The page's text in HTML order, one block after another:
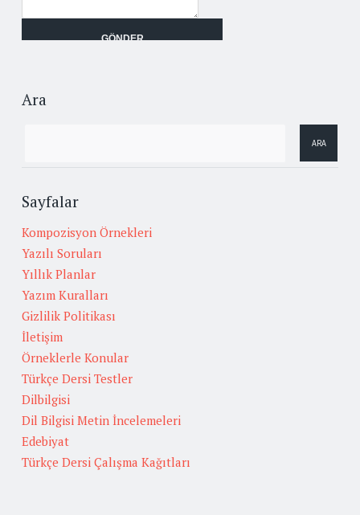
Ara
Sayfalar
Kompozisyon Örnekleri
Yazılı Soruları
Yıllık Planlar
Yazım Kuralları
Gizlilik Politikası
İletişim
Örneklerle Konular
Türkçe Dersi Testler
Dilbilgisi
Dil Bilgisi Metin İncelemeleri
Edebiyat
Türkçe Dersi Çalışma Kağıtları